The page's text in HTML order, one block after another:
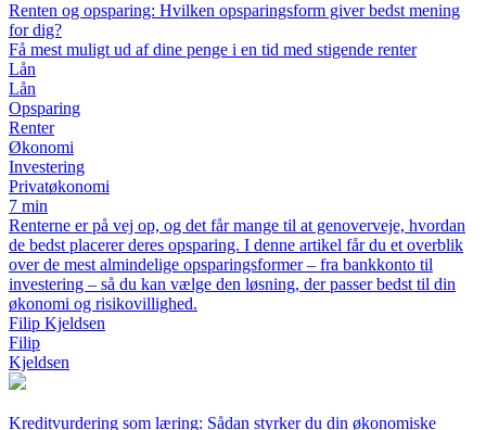
Renten og opsparing: Hvilken opsparingsform giver bedst mening
for dig?
Få mest muligt ud af dine penge i en tid med stigende renter
Lån
Lån
Opsparing
Renter
Økonomi
Investering
Privatøkonomi
7 min
Renterne er på vej op, og det får mange til at genoverveje, hvordan
de bedst placerer deres opsparing. I denne artikel får du et overblik
over de mest almindelige opsparingsformer – fra bankkonto til
investering – så du kan vælge den løsning, der passer bedst til din
økonomi og risikovillighed.
Filip Kjeldsen
Filip
Kjeldsen
Kreditvurdering som læring: Sådan styrker du din økonomiske